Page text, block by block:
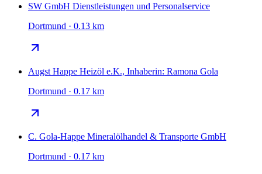
SW GmbH Dienstleistungen und Personalservice
Dortmund · 0.13 km
Augst Happe Heizöl e.K., Inhaberin: Ramona Gola
Dortmund · 0.17 km
C. Gola-Happe Mineralölhandel & Transporte GmbH
Dortmund · 0.17 km